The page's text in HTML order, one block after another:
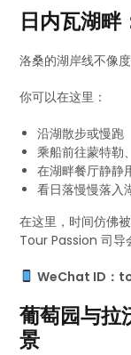
日内瓦湖畔
洛桑的湖岸线不像
你可以在这里：
沿湖散步或慢跑
乘船前往蒙特勒
在湖畔餐厅静静
看日落慢慢落入
在这里，时间仿佛
Tour Passion 司导
WeChat ID：
葡萄园与拉
景